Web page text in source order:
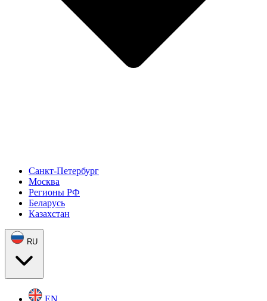
Санкт-Петербург
Москва
Регионы РФ
Беларусь
Казахстан
RU
EN